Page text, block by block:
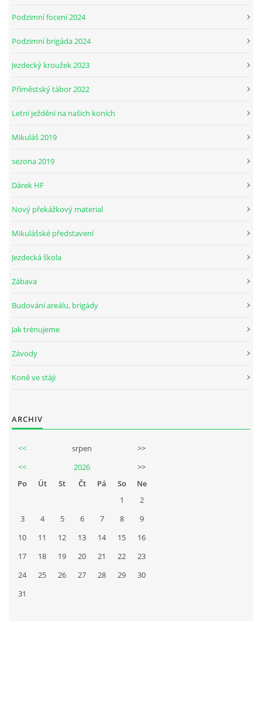
PODZIMNÍ BRIGÁDA 9.11.2024
VELKÝ PÁTEK-18.4 KROUŽEK BUDE NORMÁLNĚ PROBÍHAT
PRAZDNINOVÝ KROUŽEK
Podzimní focení 2024
Podzimní brigáda 2024
Jezdecký kroužek 2023
Příměstský tábor 2022
Letní ježdění na našich koních
Mikuláš 2019
sezona 2019
Dárek HF
Nový překážkový material
Mikulášské představení
Jezdecká škola
Zábava
Budování areálu, brigády
Jak trénujeme
Závody
Koně ve stáji
ARCHIV
<< srpen
>>
<<
2026
>>
Po
Út St Čt Pá So
Ne
1
2
3
4 5 6 7 8
9
10
11 12 13 14 15
16
17
18 19 20 21 22
23
24
25 26 27 28 29
30
31